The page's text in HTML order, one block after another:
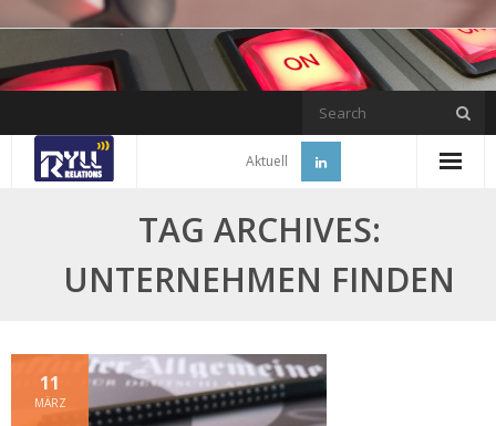
to
content
Aktuell
TAG ARCHIVES:
UNTERNEHMEN FINDEN
11
MÄRZ